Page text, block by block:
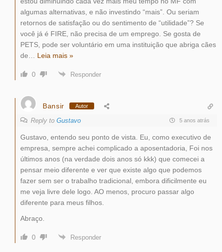
algumas alternativas, e não investindo “mais”. Ou seriam
retornos de satisfação ou do sentimento de “utilidade”? Se
você já é FIRE, não precisa de um emprego. Se gosta de
PETS, pode ser voluntário em uma instituição que abriga cães
de
Leia mais »
0 Responder
Bansir Autor
Reply to Gustavo 5 anos atrás
Gustavo, entendo seu ponto de vista. Eu, como executivo de
empresa, sempre achei complicado a aposentadoria, Foi nos
últimos anos (na verdade dois anos só kkk) que comecei a
pensar meio diferente e ver que existe algo que podemos
fazer sem ser o trabalho tradicional, embora dificilmente eu
me veja livre dele logo. AO menos, procuro passar algo
diferente para meus filhos.
Abraço.
0 Responder